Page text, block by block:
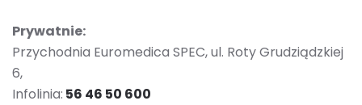
Prywatnie:
Przychodnia Euromedica SPEC, ul. Roty Grudziądzkiej
6,
Infolinia: 56 46 50 600